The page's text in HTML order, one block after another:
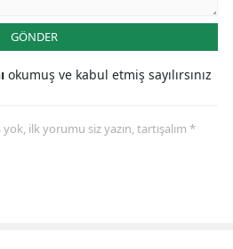
GÖNDER
okumuş ve kabul etmiş sayılırsınız
ilk yorumu siz yazın, tartışalım *